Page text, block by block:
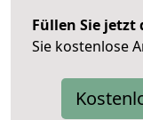
Füllen Sie jetzt
Sie kostenlose